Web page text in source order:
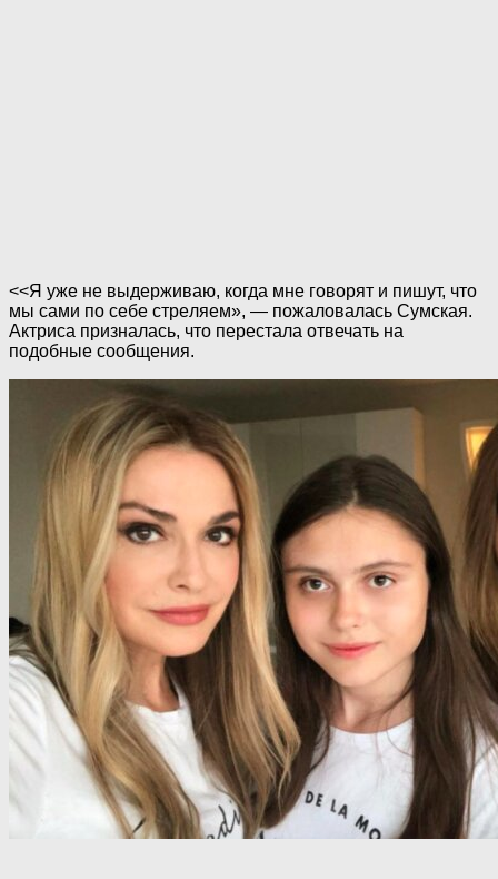
<<Я уже не выдерживаю, когда мне говорят и пишут, что
мы сами по себе cтpeляем», — пожаловалась Сумская.
Актриса призналась, что перестала отвечать на
подобные сообщения.